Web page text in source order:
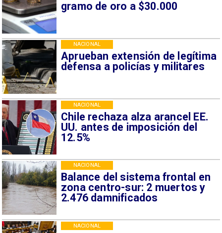
gramo de oro a $30.000
Aprueban extensión de legítima
defensa a policías y militares
NACIONAL
Chile rechaza alza arancel EE.
UU. antes de imposición del
12.5%
NACIONAL
Balance del sistema frontal en
zona centro-sur: 2 muertos y
2.476 damnificados
NACIONAL
NACIONAL